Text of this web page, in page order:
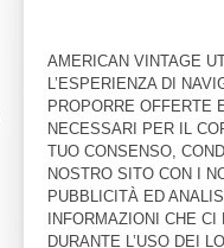
€ 35
-30% € 24,50
T-SHIRT BAMBINI
20 YEARS
€ 45
-30% € 31,50
TOP BAMBINI UMULY
€ 55
-30% € 38,50